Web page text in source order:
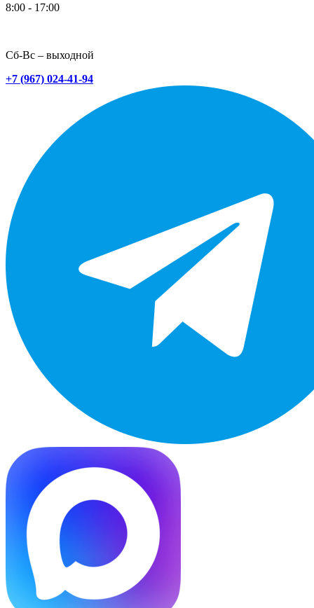
8:00 - 17:00
Сб-Вс – выходной
+7 (967) 024-41-94